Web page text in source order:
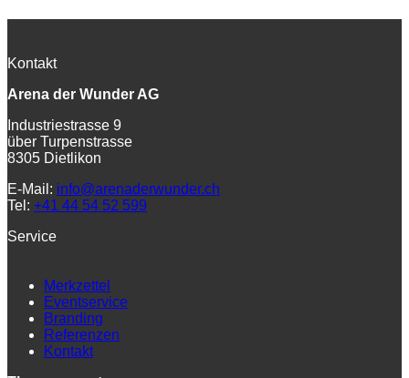
Kontakt
Arena der Wunder AG
Industriestrasse 9
über Turpenstrasse
8305 Dietlikon
E-Mail: info@arenaderwunder.ch
Tel: +41 44 54 52 599
Service
Merkzettel
Eventservice
Branding
Referenzen
Kontakt